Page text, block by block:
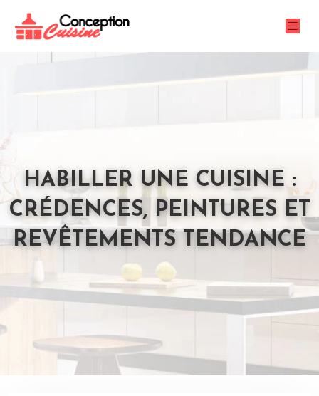
HABILLER UNE CUISINE :
CRÉDENCES, PEINTURES ET
REVÊTEMENTS TENDANCE